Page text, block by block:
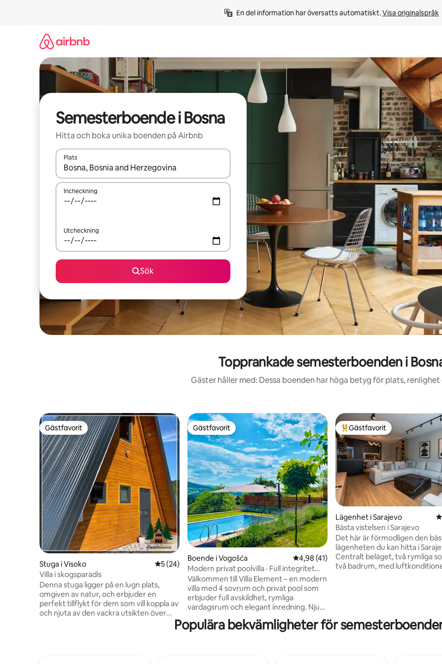
En del information har översatts automatiskt. Visa originalspråk
Semesterboende i Bosna
Hitta och boka unika boenden på Airbnb
Plats
När resultaten är tillgängliga kan du navigera med upp- och nedåtpilarna eller utforska genom att trycka eller svepa.
Incheckning
Utcheckning
Sök
Topprankade semesterboenden i
Gäster håller med: Dessa boenden har höga betyg för plats, renlighet
Gästfavorit
Gästfavorit
Stuga i Visoko 5 av 5 i genomsnittligt betyg, 24 omdömen
5 (24)
Villa i skogsparadis
Denna stuga ligger på en lugn plats,
omgiven av natur, och erbjuder en
perfekt tillflykt för dem som vill koppla av
och njuta av den vackra utsikten över
Njut av promenader i naturen, eftersom
Gästfavorit
Gästfavorit
Boende i Vogošća 4,98 av 5 i genomsnittligt betyg, 41
4,98 (41)
Modern privat poolvilla · Full integritet
och trädgård
Välkommen till Villa Element – en modern
villa med 4 sovrum och privat pool som
erbjuder full avskildhet, rymliga
vardagsrum och elegant inredning. Njut
den solbelysta terrassen eller förbered
en grill i en lugn och privat miljö. Villa
Populär gästfavorit
Gästfavorit
Lägenhet i Sarajevo
Bästa vistelsen i Sarajevo
Det här är förmodligen den
lägenheten du kan hitta i
Centralt beläget, två rymliga
två badrum, med
fönsterpersienner och extra
kvalitetsmadrasser, kuddar
Populära bekvämligheter för